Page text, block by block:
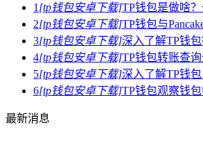
1 [tp钱包安卓下载]TP钱包是做啥
2[tp钱包安卓下载]TP钱包与
3[tp钱包安卓下载]深入了解TP钱
4[tp钱包安卓下载]TP钱包转账查
5[tp钱包安卓下载]深入了解TP钱
6[tp钱包安卓下载]TP钱包观察钱
最新消息